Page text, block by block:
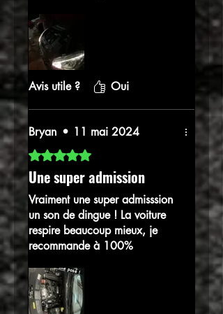
Avis utile ? Oui
Bryan • 11 mai 2024
Noté 5 sur 5.
Une super admission
Vraiment une super admisssion
un son de dingue ! La voiture
respire beaucoup mieux, je
recommande à 100%